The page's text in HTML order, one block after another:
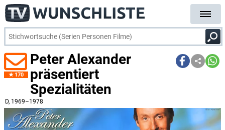
170
Peter Alexander
präsentiert
Spezialitäten
D, 1969–1978